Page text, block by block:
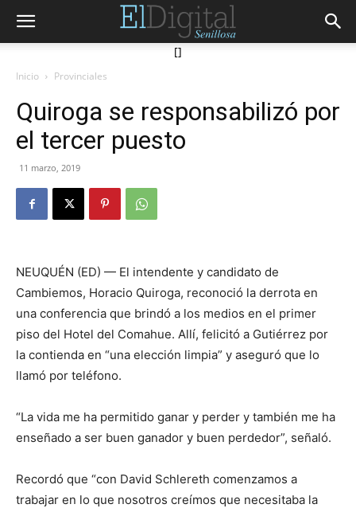
[]
Inicio Provinciales
Quiroga se responsabilizó por
el tercer puesto
11 marzo, 2019
NEUQUÉN (ED) — El intendente y candidato de
Cambiemos, Horacio Quiroga, reconoció la derrota en
una conferencia que brindó a los medios en el primer
piso del Hotel del Comahue. Allí, felicitó a Gutiérrez por
la contienda en “una elección limpia” y aseguró que lo
llamó por teléfono.
“La vida me ha permitido ganar y perder y también me ha
enseñado a ser buen ganador y buen perdedor”, señaló.
Recordó que “con David Schlereth comenzamos a
trabajar en lo que nosotros creímos que necesitaba la